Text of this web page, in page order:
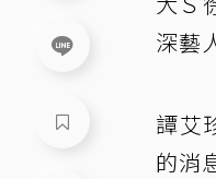
深藝
譚艾
的消